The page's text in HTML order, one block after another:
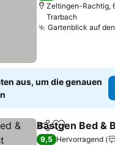
Zeltingen-Rachtig,
Trarbach
Gartenblick auf
aus, um die genauen
TeilenZu
Bastgen Bed &
9,5 Hervorragend